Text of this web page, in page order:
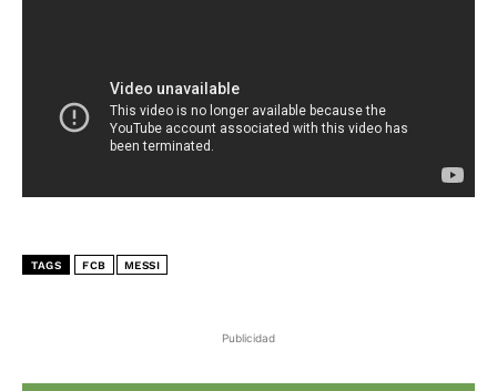
Publicidad
TAGS FCB MESSI